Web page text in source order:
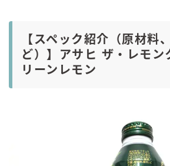
【スペック紹介（原材料
ど）】アサヒ ザ・レモン
リーンレモン